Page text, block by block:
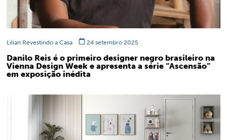
Lilian Revestindo a Casa 24 setembro 2025
Danilo Reis é o primeiro designer negro brasileiro na
Vienna Design Week e apresenta a série “Ascensão”
em exposição inédita